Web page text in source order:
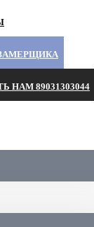
НАМ 89031303044